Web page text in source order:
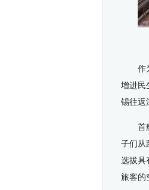
作
增进民
锡往返
首
子们从
选拔具
旅客的